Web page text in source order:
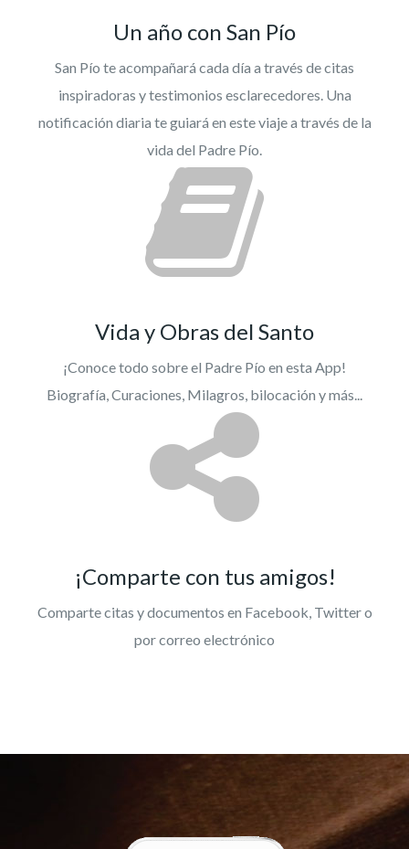
Un año con San Pío
San Pío te acompañará cada día a través de citas
inspiradoras y testimonios esclarecedores. Una
notificación diaria te guiará en este viaje a través de la
vida del Padre Pío.
Vida y Obras del Santo
¡Conoce todo sobre el Padre Pío en esta App!
Biografía, Curaciones, Milagros, bilocación y más...
¡Comparte con tus amigos!
Comparte citas y documentos en Facebook, Twitter o
por correo electrónico